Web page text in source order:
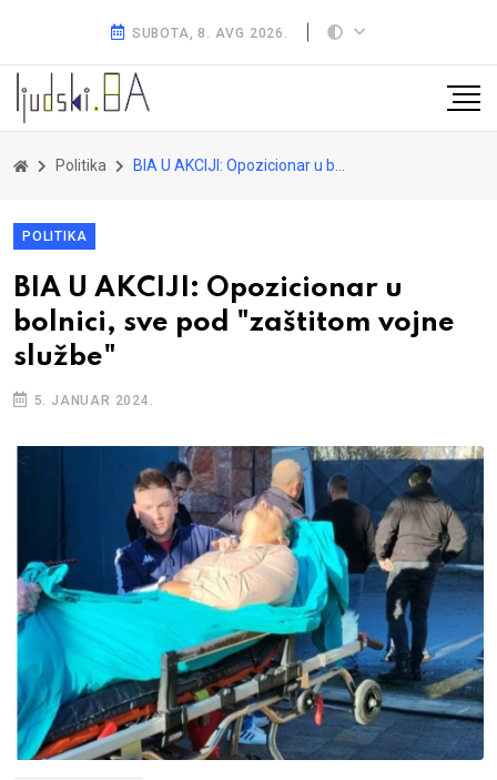
SUBOTA, 8. AVG 2026.
Politika BIA U AKCIJI: Opozicionar u bolnici, sve pod "zaštitom vojne službe"
POLITIKA
BIA U AKCIJI: Opozicionar u
bolnici, sve pod "zaštitom vojne
službe"
5. JANUAR 2024.